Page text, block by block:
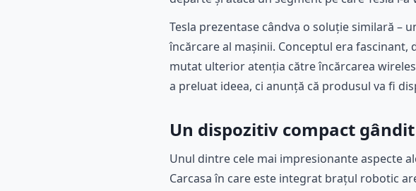
Tesla prezentase cândva o soluție similară –
încărcare al mașinii. Conceptul era
mutat ulterior atenția către încărcarea
a preluat ideea, ci anunță că produsul va fi
Un dispozitiv compact
Unul dintre cele mai impresionante aspecte
Carcasa în care este integrat brațul robotic